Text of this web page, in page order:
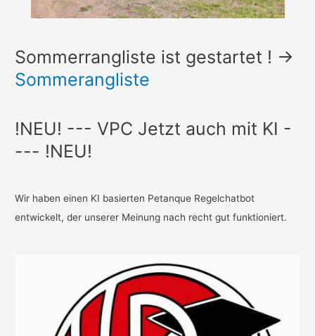
Sommerrangliste ist gestartet ! ->
Sommerangliste
!NEU! --- VPC Jetzt auch mit KI -
--- !NEU!
Wir haben einen KI basierten Petanque Regelchatbot
entwickelt, der unserer Meinung nach recht gut funktioniert.